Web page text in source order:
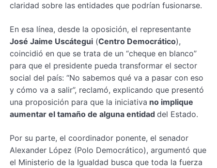
claridad sobre las entidades que podrían fusionarse.
En esa línea, desde la oposición, el representante
José Jaime Uscátegui (Centro Democrático),
coincidió en que se trata de un “cheque en blanco”
para que el presidente pueda transformar el sector
social del país: “No sabemos qué va a pasar con eso
y cómo va a salir”, reclamó, explicando que presentó
una proposición para que la iniciativa no implique
aumentar el tamaño de alguna entidad del Estado.
Por su parte, el coordinador ponente, el senador
Alexander López (Polo Democrático), argumentó que
el Ministerio de la Igualdad busca que toda la fuerza